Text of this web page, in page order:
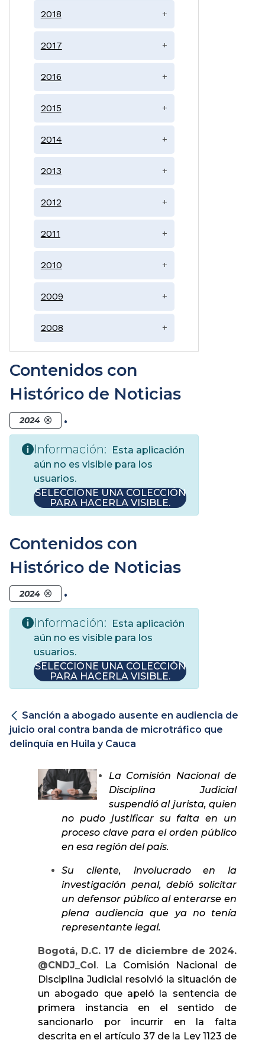
2018 +
2017 +
2016 +
2015 +
2014 +
2013 +
2012 +
2011 +
2010 +
2009 +
2008 +
Contenidos con
Histórico de Noticias
2024 .
Información:
Esta aplicación
aún no es visible para los
usuarios.
SELECCIONE UNA COLECCIÓN
PARA HACERLA VISIBLE.
Contenidos con
Histórico de Noticias
2024 .
Información:
Esta aplicación
aún no es visible para los
usuarios.
SELECCIONE UNA COLECCIÓN
PARA HACERLA VISIBLE.
Sanción a abogado ausente en audiencia de
juicio oral contra banda de microtráfico que
delinquía en Huila y Cauca
La Comisión Nacional de
Disciplina Judicial
suspendió al jurista, quien
no pudo justificar su falta en un
proceso clave para el orden público
en esa región del país.
Su cliente, involucrado en la
investigación penal, debió solicitar
un defensor público al enterarse en
plena audiencia que ya no tenía
representante legal.
Bogotá, D.C. 17 de diciembre de 2024.
@CNDJ_Col .
La Comisión Nacional de
Disciplina Judicial resolvió la situación de
un abogado que apeló la sentencia de
primera instancia en el sentido de
sancionarlo por incurrir en la falta
descrita en el artículo 37 de la Ley 1123 de